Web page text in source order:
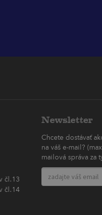
čl.13
čl.14
Newsletter
Chcete dostávať
na váš e-mail?
mailová správa za